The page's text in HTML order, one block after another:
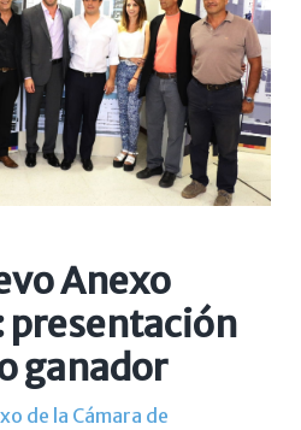
Anexo
presentación
ganador
de la Cámara de